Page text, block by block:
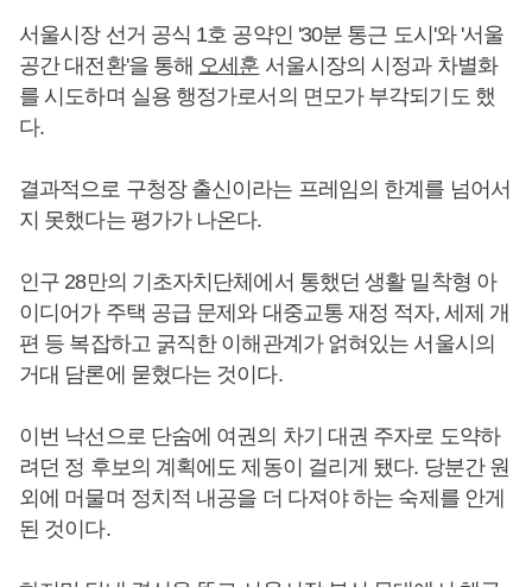
서울시장 선거 공식 1호 공약인 '30분 통근 도시'와 '서울
공간 대전환'을 통해 오세훈 서울시장의 시정과 차별화
를 시도하며 실용 행정가로서의 면모가 부각되기도 했
다.
결과적으로 구청장 출신이라는 프레임의 한계를 넘어서
지 못했다는 평가가 나온다.
인구 28만의 기초자치단체에서 통했던 생활 밀착형 아
이디어가 주택 공급 문제와 대중교통 재정 적자, 세제 개
편 등 복잡하고 굵직한 이해관계가 얽혀있는 서울시의
거대 담론에 묻혔다는 것이다.
이번 낙선으로 단숨에 여권의 차기 대권 주자로 도약하
려던 정 후보의 계획에도 제동이 걸리게 됐다. 당분간 원
외에 머물며 정치적 내공을 더 다져야 하는 숙제를 안게
된 것이다.